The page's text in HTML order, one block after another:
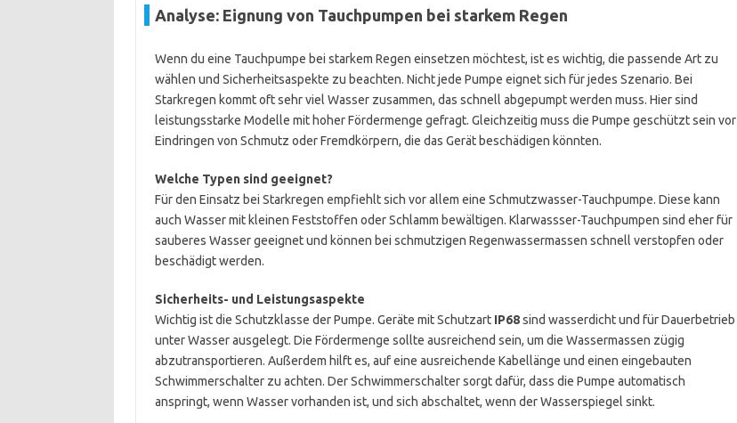
Analyse: Eignung von Tauchpumpen bei starkem Regen
Wenn du eine Tauchpumpe bei starkem Regen einsetzen möchtest, ist es wichtig, die passende Art zu
wählen und Sicherheitsaspekte zu beachten. Nicht jede Pumpe eignet sich für jedes Szenario. Bei
Starkregen kommt oft sehr viel Wasser zusammen, das schnell abgepumpt werden muss. Hier sind
leistungsstarke Modelle mit hoher Fördermenge gefragt. Gleichzeitig muss die Pumpe geschützt sein vor
Eindringen von Schmutz oder Fremdkörpern, die das Gerät beschädigen könnten.
Welche Typen sind geeignet?
Für den Einsatz bei Starkregen empfiehlt sich vor allem eine Schmutzwasser-Tauchpumpe. Diese kann
auch Wasser mit kleinen Feststoffen oder Schlamm bewältigen. Klarwassser-Tauchpumpen sind eher für
sauberes Wasser geeignet und können bei schmutzigen Regenwassermassen schnell verstopfen oder
beschädigt werden.
Sicherheits- und Leistungsaspekte
Wichtig ist die Schutzklasse der Pumpe. Geräte mit Schutzart IP68sind wasserdicht und für Dauerbetrieb
unter Wasser ausgelegt. Die Fördermenge sollte ausreichend sein, um die Wassermassen zügig
abzutransportieren. Außerdem hilft es, auf eine ausreichende Kabellänge und einen eingebauten
Schwimmerschalter zu achten. Der Schwimmerschalter sorgt dafür, dass die Pumpe automatisch
anspringt, wenn Wasser vorhanden ist, und sich abschaltet, wenn der Wasserspiegel sinkt.